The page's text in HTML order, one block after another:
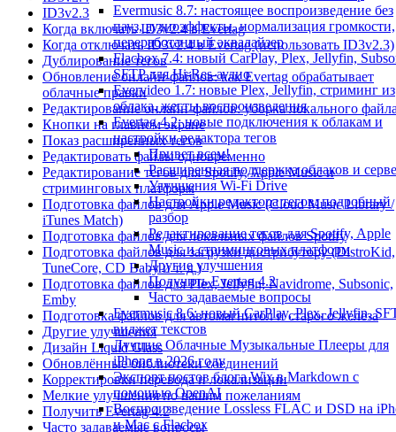
Evermusic 8.7: настоящее воспроизведение без
пауз, аудиоэффекты, нормализация громкости,
переработанный эквалайзер
Flacbox 7.4: новый CarPlay, Plex, Jellyfin,
SFTP для Hi-Res-аудио
Evervideo 1.7: новые Plex, Jellyfin, стриминг из
облака, жесты воспроизведения
Evertag 4.2: новые подключения к облакам и
настройки редактора тегов
Привет всем!
Расширенная поддержка облаков и
Улучшения Wi-Fi Drive
Настройки редактора тегов: подробный
разбор
Редактирование тегов для Spotify, Apple
Music и стриминговых платформ
Другие улучшения
Получить Evertag 4.2
Часто задаваемые вопросы
Evermusic 8.6: новый CarPlay, Plex, Jellyfin,
виджет текстов
Лучшие Облачные Музыкальные Плееры для
iPhone в 2026 году
Экспорт постов блога Wix в Markdown с
помощью OpenAI
Воспроизведение Lossless FLAC и DSD на
и Mac с Flacbox
ID3v2.3
Когда включать ID3v2.4 в Evertag
Когда отключать ID3v2.4 в Evertag (использовать ID3v2.3)
Дублирование тегов
Обновление онлайн-файлов: как Evertag обрабатывает
облачные правки
Редактирование онлайн-файлов: уборка локального
Кнопки на главном экране
Показ расширенных тегов
Редактировать файлы одновременно
Редактирование тегов для Spotify, Apple Music и
стриминговых платформ
Подготовка файлов для Apple Music (Cloud Music Library /
iTunes Match)
Подготовка файлов для локальных файлов Spotify
Подготовка файлов для загрузки дистрибутору (DistroKid,
TuneCore, CD Baby и т. д.)
Подготовка файлов для Plex, Jellyfin, Navidrome, Subsonic,
Emby
Подготовка файлов для автомагнитол и старого железа
Другие улучшения
Дизайн Liquid Glass
Обновлённые библиотеки соединений
Корректировки перевода и локализации
Мелкие улучшения по вашим пожеланиям
Получить Evertag 4.2
Часто задаваемые вопросы